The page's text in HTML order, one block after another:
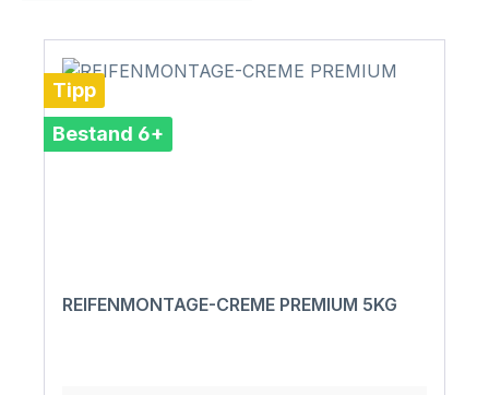
Tipp
Bestand 6+
REIFENMONTAGE-CREME PREMIUM 5KG